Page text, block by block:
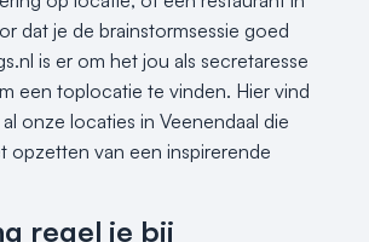
dat je de brainstormsessie goed
is er om het jou als secretaresse
een toplocatie te vinden. Hier vind
onze locaties in Veenendaal die
opzetten van een inspirerende
regel je bij